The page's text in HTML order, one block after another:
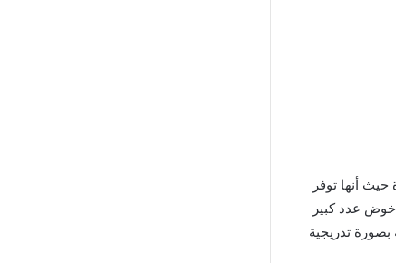
أنها توفر
خوض عدد كبير
بصورة تدريجية